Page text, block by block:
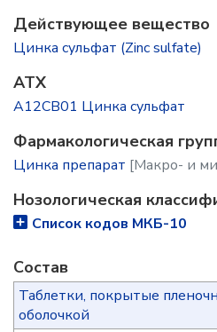
Действующее вещество
Цинка сульфат (Zinc sulfate)
ATX
A12CB01 Цинка сульфат
Фармакологическая
Цинка препарат [Макро- и
Нозологическая
Список кодов МКБ-10
Состав
Таблетки, покрытые
оболочкой